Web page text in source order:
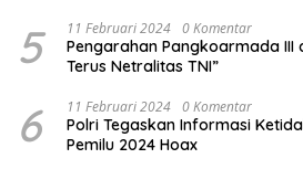
5 11 Februari 2024 0 Komentar
Pengarahan Pangkoarmada III
Terus Netralitas TNI”
6 11 Februari 2024 0 Komentar
Polri Tegaskan Informasi
Pemilu 2024 Hoax